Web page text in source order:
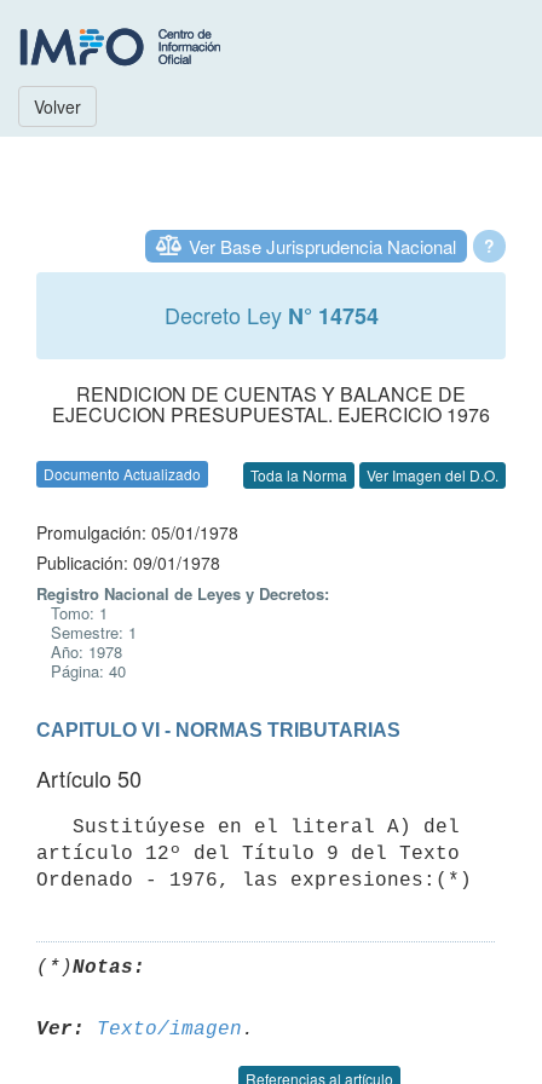
Volver
?
Ver Base Jurisprudencia Nacional
Decreto Ley N° 14754
RENDICION DE CUENTAS Y BALANCE DE
EJECUCION PRESUPUESTAL. EJERCICIO 1976
Documento Actualizado Toda la Norma Ver Imagen del D.O.
Promulgación: 05/01/1978
Publicación: 09/01/1978
Registro Nacional de Leyes y Decretos:
Tomo: 1
Semestre: 1
Año: 1978
Página: 40
CAPITULO VI - NORMAS TRIBUTARIAS
Artículo 50
artículo 12º del Título 9 del Texto
(*)Notas:
Ver: Texto/imagen
Referencias al artículo